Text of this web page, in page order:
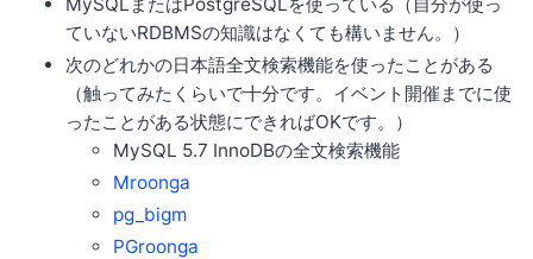
ていないRDBMSの知識はなくても構いません。）
次のどれかの日本語全文検索機能を使ったことがある
（触ってみたくらいで十分です。イベント開催までに使
ったことがある状態にできればOKです。）
MySQL 5.7 InnoDBの全文検索機能
Mroonga
pg_bigm
PGroonga